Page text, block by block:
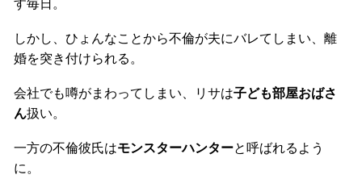
しかし、ひょんなことから不倫が夫にバレてしまい、離
婚を突き付けられる。
会社でも噂がまわってしまい、リサは子ども部屋おばさ
ん扱い。
一方の不倫彼氏はモンスターハンターと呼ばれるよう
に。